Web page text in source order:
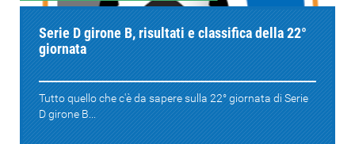
Serie D girone B, risultati e classifica della 22°
giornata
Tutto quello che c'è da sapere sulla 22° giornata di Serie
D girone B...